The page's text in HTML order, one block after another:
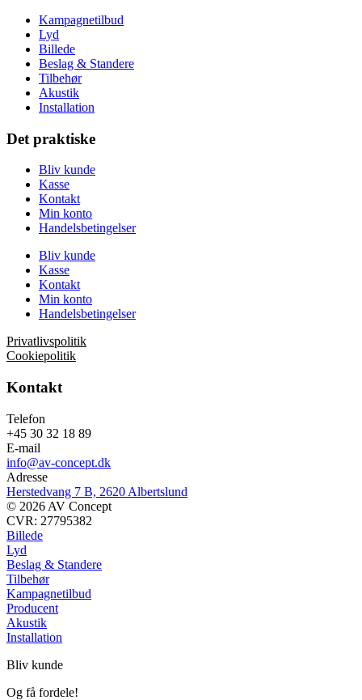
Kampagnetilbud
Lyd
Billede
Beslag & Standere
Tilbehør
Akustik
Installation
Det praktiske
Bliv kunde
Kasse
Kontakt
Min konto
Handelsbetingelser
Bliv kunde
Kasse
Kontakt
Min konto
Handelsbetingelser
Privatlivspolitik
Cookiepolitik
Kontakt
Telefon
+45 30 32 18 89
E-mail
info@av-concept.dk
Adresse
Herstedvang 7 B, 2620 Albertslund
© 2026 AV Concept
CVR: 27795382
Billede
Lyd
Beslag & Standere
Tilbehør
Kampagnetilbud
Producent
Akustik
Installation
Bliv kunde
Og få fordele!